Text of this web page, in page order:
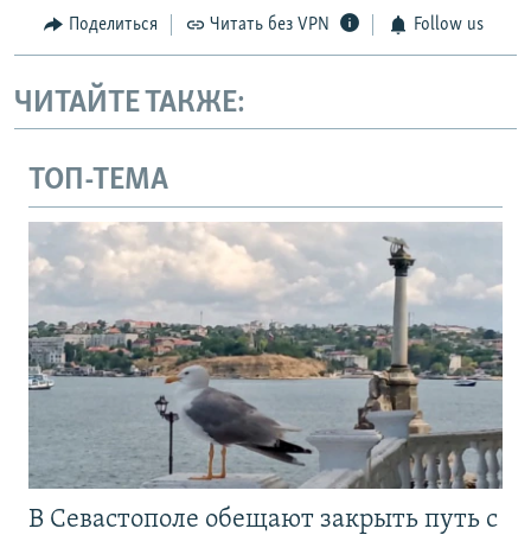
Поделиться Читать без VPN Follow us
ЧИТАЙТЕ ТАКЖЕ:
ТОП-ТЕМА
В Севастополе обещают закрыть путь с